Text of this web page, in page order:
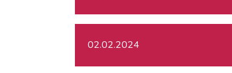
02.02.2024